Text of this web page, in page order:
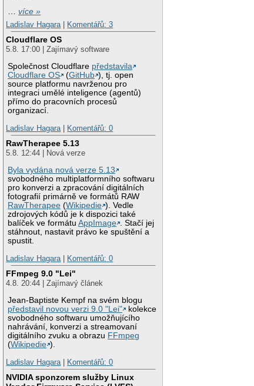
…více »
Ladislav Hagara
Komentářů: 3
Cloudflare OS
5.8. 17:00 | Zajímavý software
Společnost Cloudflare představila
Cloudflare OS
(GitHub ), tj. open
source platformu navrženou pro
integraci umělé inteligence (agentů)
přímo do pracovních procesů
organizací.
Ladislav Hagara
Komentářů: 0
RawTherapee 5.13
5.8. 12:44 | Nová verze
Byla vydána nová verze 5.13
svobodného multiplatformního softwaru
pro konverzi a zpracování digitálních
fotografií primárně ve formátů RAW
RawTherapee (Wikipedie ). Vedle
zdrojových kódů je k dispozici také
balíček ve formátuAppImage . Stačí jej
stáhnout, nastavit právo ke spuštění a
spustit.
Ladislav Hagara
Komentářů: 0
FFmpeg 9.0 "Lei"
4.8. 20:44 | Zajímavý článek
Jean-Baptiste Kempf na svém blogu
představil novou verzi 9.0 "Lei"
kolekce
svobodného softwaru umožňujícího
nahrávání, konverzi a streamovaní
digitálního zvuku a obrazu FFmpeg
(Wikipedie ).
Ladislav Hagara
Komentářů: 0
NVIDIA sponzorem služby Linux